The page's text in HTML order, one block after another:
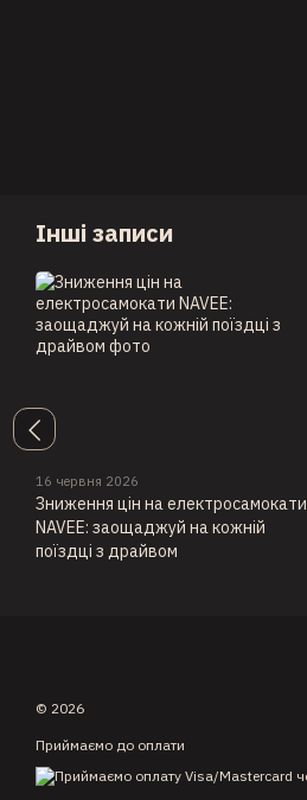
Інші записи
16 червня 2026
Зниження цін на електросамокати
NAVEE: заощаджуй на кожній
поїздці з драйвом
© 2026
Приймаємо до оплати